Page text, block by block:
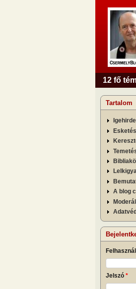
Főmenü
12 fő
Tartalom
A blog
Jelszó *